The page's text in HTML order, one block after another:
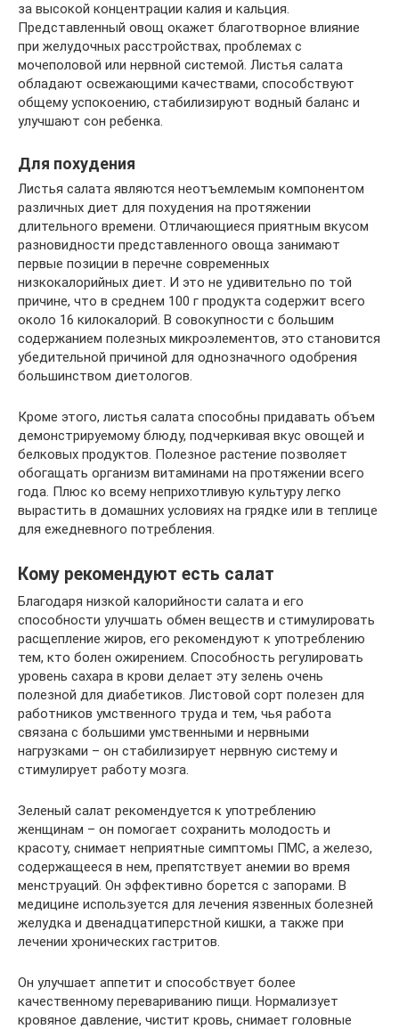
за высокой концентрации калия и кальция.
Представленный овощ окажет благотворное влияние
при желудочных расстройствах, проблемах с
мочеполовой или нервной системой. Листья салата
обладают освежающими качествами, способствуют
общему успокоению, стабилизируют водный баланс и
улучшают сон ребенка.
Для похудения
Листья салата являются неотъемлемым компонентом
различных диет для похудения на протяжении
длительного времени. Отличающиеся приятным вкусом
разновидности представленного овоща занимают
первые позиции в перечне современных
низкокалорийных диет. И это не удивительно по той
причине, что в среднем 100 г продукта содержит всего
около 16 килокалорий. В совокупности с большим
содержанием полезных микроэлементов, это становится
убедительной причиной для однозначного одобрения
большинством диетологов.
Кроме этого, листья салата способны придавать объем
демонстрируемому блюду, подчеркивая вкус овощей и
белковых продуктов. Полезное растение позволяет
обогащать организм витаминами на протяжении всего
года. Плюс ко всему неприхотливую культуру легко
вырастить в домашних условиях на грядке или в теплице
для ежедневного потребления.
Кому рекомендуют есть салат
Благодаря низкой калорийности салата и его
способности улучшать обмен веществ и стимулировать
расщепление жиров, его рекомендуют к употреблению
тем, кто болен ожирением. Способность регулировать
уровень сахара в крови делает эту зелень очень
полезной для диабетиков. Листовой сорт полезен для
работников умственного труда и тем, чья работа
связана с большими умственными и нервными
нагрузками – он стабилизирует нервную систему и
стимулирует работу мозга.
Зеленый салат рекомендуется к употреблению
женщинам – он помогает сохранить молодость и
красоту, снимает неприятные симптомы ПМС, а железо,
содержащееся в нем, препятствует анемии во время
менструаций. Он эффективно борется с запорами. В
медицине используется для лечения язвенных болезней
желудка и двенадцатиперстной кишки, а также при
лечении хронических гастритов.
Он улучшает аппетит и способствует более
качественному перевариванию пищи. Нормализует
кровяное давление, чистит кровь, снимает головные